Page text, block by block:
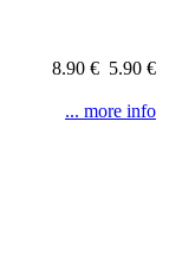
8.90 € 5.90 €
... more info